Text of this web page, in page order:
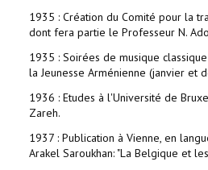
1935 : Création du Comité pour la
dont fera partie le Professeur N.
1935 : Soirées de musique
la Jeunesse Arménienne (janvier et
1936 : Etudes à l'Université de
Zareh.
1937 : Publication à Vienne, en
Arakel Saroukhan: "La Belgique et